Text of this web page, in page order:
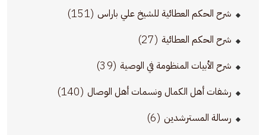
شرح الحكم العطائية للشيخ علي باراس (151)
شرح الحكم العطائية (27)
شرح الأبيات المنظومة في الوصية (39)
رشفات أهل الكمال ونسمات أهل الوصال (140)
رسالة المسترشدين (6)